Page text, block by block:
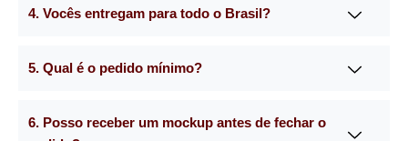
4. Vocês entregam para todo o Brasil?
5. Qual é o pedido mínimo?
6. Posso receber um mockup antes de fechar o